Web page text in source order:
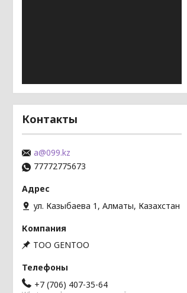
Контакты
a@099.kz
77772775673
ул. Казыбаева 1, Алматы, Казахстан
TOO GENTOO
+7 (706) 407-35-64